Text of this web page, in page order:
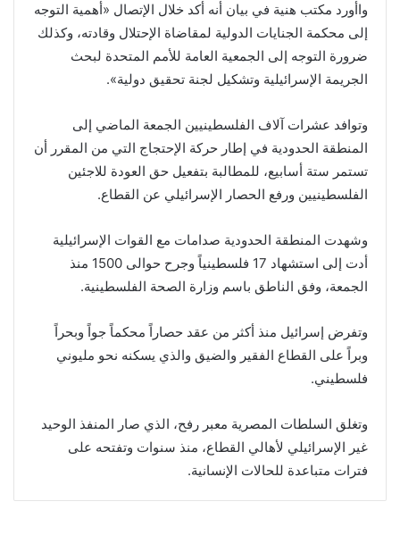
واأورد مكتب هنية في بيان أنه أكد خلال الإتصال «أهمية التوجه
إلى محكمة الجنايات الدولية لمقاضاة الإحتلال وقادته، وكذلك
ضرورة التوجه إلى الجمعية العامة للأمم المتحدة لبحث
الجريمة الإسرائيلية وتشكيل لجنة تحقيق دولية».
وتوافد عشرات آلاف الفلسطينيين الجمعة الماضي إلى
المنطقة الحدودية في إطار حركة الإحتجاج التي من المقرر أن
تستمر ستة أسابيع، للمطالبة بتفعيل حق العودة للاجئين
الفلسطينيين ورفع الحصار الإسرائيلي عن القطاع.
وشهدت المنطقة الحدودية صدامات مع القوات الإسرائيلية
أدت إلى استشهاد 17 فلسطينياً وجرح حوالى 1500 منذ
الجمعة، وفق الناطق باسم وزارة الصحة الفلسطينية.
وتفرض إسرائيل منذ أكثر من عقد حصاراً محكماً جواً وبحراً
وبراً على القطاع الفقير والضيق والذي يسكنه نحو مليوني
فلسطيني.
وتغلق السلطات المصرية معبر رفح، الذي صار المنفذ الوحيد
غير الإسرائيلي لأهالي القطاع، منذ سنوات وتفتحه على
فترات متباعدة للحالات الإنسانية.